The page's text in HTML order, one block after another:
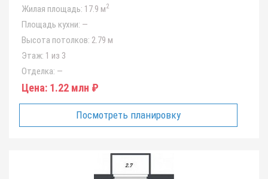
Жилая площадь: 17.9 м2
Площадь кухни: —
Высота потолков: 2.79 м
Этаж: 1 из 3
Отделка: —
Цена: 1.22 млн ₽
Посмотреть планировку